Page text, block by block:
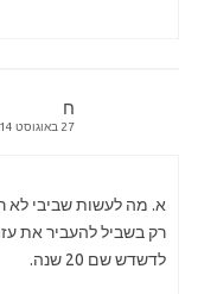
ח
27 באוגוסט 2014
א. מה לעשות שביבי לא
רק בשביל להעביר את
לדשדש שם 20 שנה.